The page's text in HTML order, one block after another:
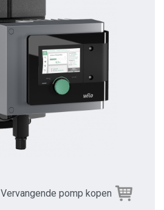
Vervangende pomp kopen